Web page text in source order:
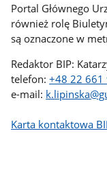
Portal Głównego
również rolę
są oznaczone w
Redaktor BIP:
telefon:+48 22 661
e-mail:
Karta kontaktowa